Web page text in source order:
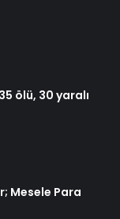
ölü, 30 yaralı
Mesele Para